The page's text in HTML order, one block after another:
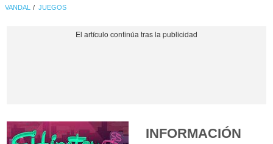
VANDAL JUEGOS
INFORMACIÓN